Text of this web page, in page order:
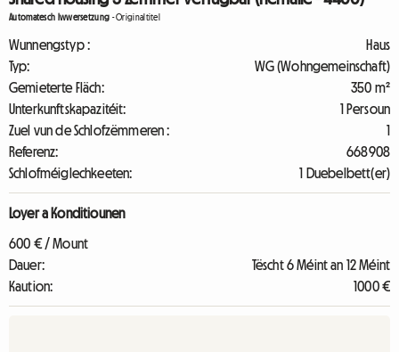
Automatesch Iwwersetzung -Originaltitel
Wunnengstyp :
Haus
Typ:
WG (Wohngemeinschaft)
Gemieterte Fläch:
350 m²
Unterkunftskapazitéit:
1 Persoun
Zuel vun de Schlofzëmmeren :
1
Referenz:
668908
Schlofméiglechkeeten:
1 Duebelbett(er)
Loyer a Konditiounen
600 € / Mount
Dauer:
Tëscht 6 Méint an 12 Méint
Kaution:
1000 €